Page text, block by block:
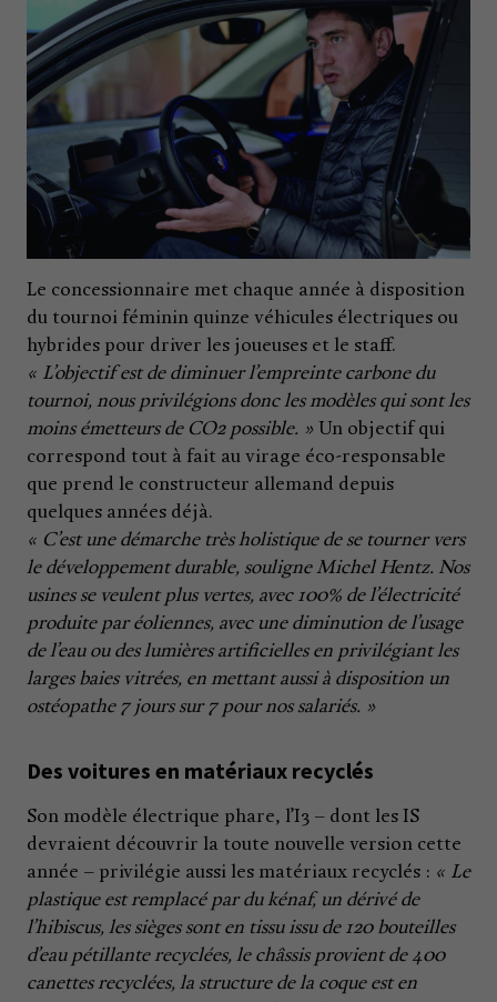
Le concessionnaire met chaque année à disposition
du tournoi féminin quinze véhicules électriques ou
hybrides pour driver les joueuses et le staff.
« L’objectif est de diminuer l’empreinte carbone du
tournoi, nous privilégions donc les modèles qui sont les
moins émetteurs de CO2 possible. » Un objectif qui
correspond tout à fait au virage éco-responsable
que prend le constructeur allemand depuis
quelques années déjà.
« C’est une démarche très holistique de se tourner vers
le développement durable, souligne Michel Hentz. Nos
usines se veulent plus vertes, avec 100% de l’électricité
produite par éoliennes, avec une diminution de l’usage
de l’eau ou des lumières artificielles en privilégiant les
larges baies vitrées, en mettant aussi à disposition un
ostéopathe 7 jours sur 7 pour nos salariés. »
Des voitures en matériaux recyclés
Son modèle électrique phare, l’I3 – dont les IS
devraient découvrir la toute nouvelle version cette
année – privilégie aussi les matériaux recyclés : « Le
plastique est remplacé par du kénaf, un dérivé de
l’hibiscus, les sièges sont en tissu issu de 120 bouteilles
d’eau pétillante recyclées, le châssis provient de 400
canettes recyclées, la structure de la coque est en